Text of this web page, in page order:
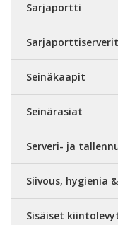
Sarjaportti
Sarjaporttiserverit
Seinäkaapit
Seinärasiat
Serveri- ja
Siivous, hygienia
Sisäiset